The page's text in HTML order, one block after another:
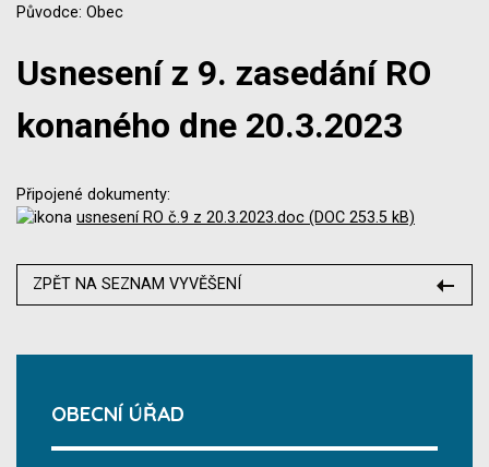
Původce: Obec
Usnesení z 9. zasedání RO
konaného dne 20.3.2023
Připojené dokumenty:
usnesení RO č.9 z 20.3.2023.doc (DOC 253.5 kB)
ZPĚT NA SEZNAM VYVĚŠENÍ
OBECNÍ ÚŘAD